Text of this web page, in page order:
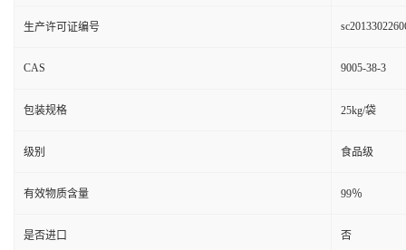
生产许可证编号
CAS 9005-38-3
包装规格 25kg/袋
级别 食品级
有效物质含量 99％
是否进口 否